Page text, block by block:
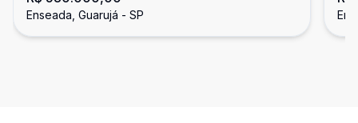
Enseada, Guarujá - SP